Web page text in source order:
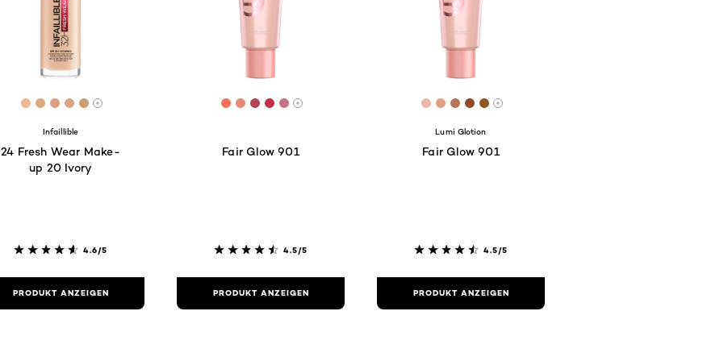
[Color]: #EDB893
[Color]: #D9AA85
[Color]: #DD9E85
[Color]: #D8A683
[Color]: #CF9C79
More shades are available
Infaillible
24 Fresh Wear Make-
up 20 Ivory
4.6/5
PRODUKT ANZEIGEN
[Color]: #F0725D
[Color]: #E78979
[Color]: #B04658
[Color]: #C23048
[Color]: #C37384
More shades are available
Fair Glow 901
4.5/5
PRODUKT ANZEIGEN
[Color]: #E9B7AC
[Color]: #E19F89
[Color]: #B6765B
[Color]: #92482B
[Color]: #8C5622
More shades are available
Lumi Glotion
Fair Glow 901
4.5/5
PRODUKT ANZEIGEN